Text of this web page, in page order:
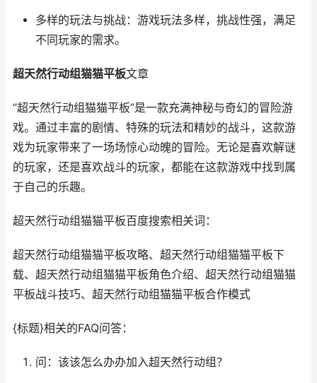
多样的玩法与挑战：游戏玩法多样，挑战性强，满足
不同玩家的需求。
超天然行动组猫猫平板文章
“超天然行动组猫猫平板”是一款充满神秘与奇幻的冒险游
戏。通过丰富的剧情、特殊的玩法和精妙的战斗，这款游
戏为玩家带来了一场场惊心动魄的冒险。无论是喜欢解谜
的玩家，还是喜欢战斗的玩家，都能在这款游戏中找到属
于自己的乐趣。
超天然行动组猫猫平板百度搜索相关词：
超天然行动组猫猫平板攻略、超天然行动组猫猫平板下
载、超天然行动组猫猫平板角色介绍、超天然行动组猫猫
平板战斗技巧、超天然行动组猫猫平板合作模式
{标题}相关的FAQ问答：
问：该该怎么办办加入超天然行动组？